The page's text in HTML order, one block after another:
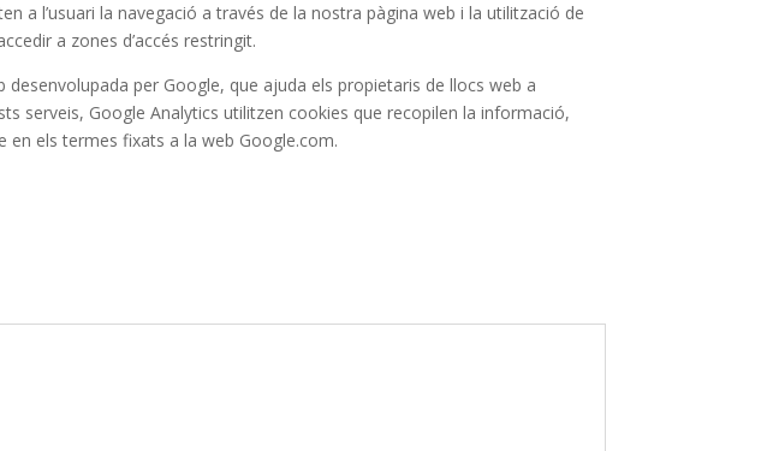
a l’usuari la navegació a través de la nostra pàgina web i la utilització de
a zones d’accés restringit.
desenvolupada per Google, que ajuda els propietaris de llocs web a
serveis, Google Analytics utilitzen cookies que recopilen la informació,
en els termes fixats a la web Google.com.